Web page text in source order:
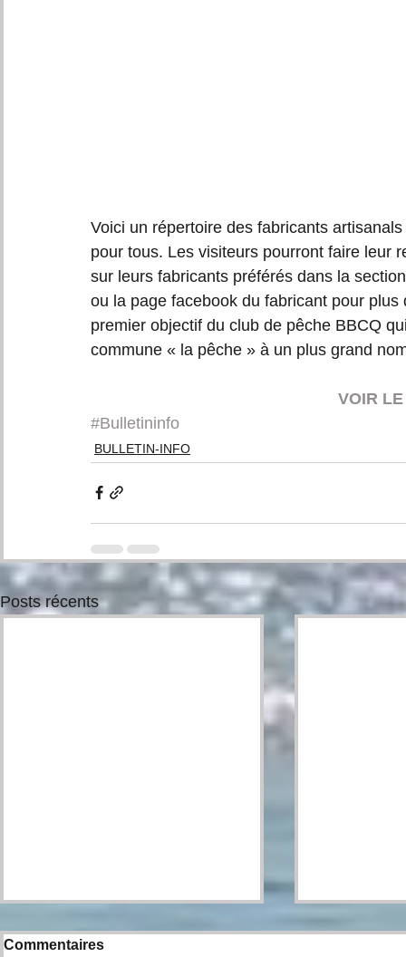
Voici un répertoire des fabricants
pour tous. Les visiteurs pourront faire leur
sur leurs fabricants préférés dans la
ou la page facebook du fabricant pour
premier objectif du club de pêche BBCQ
commune « la pêche » à un plus grand
VOIR
#Bulletininfo
BULLETIN-INFO
Posts récents
Commentaires